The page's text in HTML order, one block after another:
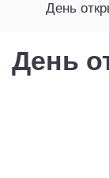
День
День